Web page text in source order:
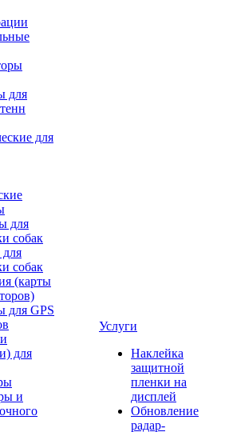
для
для
для
собак
собак
(карты
для GPS
для
и
Услуги
Наклейка
защитной
пленки на
дисплей
Обновление
радар-